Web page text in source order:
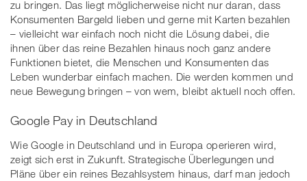
zu bringen. Das liegt möglicherweise nicht nur daran, dass
Konsumenten Bargeld lieben und gerne mit Karten bezahlen
– vielleicht war einfach noch nicht die Lösung dabei, die
ihnen über das reine Bezahlen hinaus noch ganz andere
Funktionen bietet, die Menschen und Konsumenten das
Leben wunderbar einfach machen. Die werden kommen und
neue Bewegung bringen – von wem, bleibt aktuell noch offen.
Google Pay in Deutschland
Wie Google in Deutschland und in Europa operieren wird,
zeigt sich erst in Zukunft. Strategische Überlegungen und
Pläne über ein reines Bezahlsystem hinaus, darf man jedoch